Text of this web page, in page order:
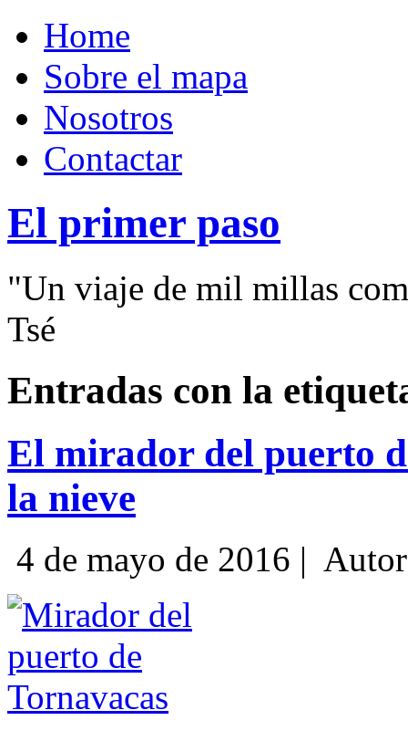
Home
Sobre el mapa
Nosotros
Contactar
El primer paso
"Un viaje de mil millas
Tsé
Entradas con la
El mirador del puerto
la nieve
4 de mayo de 2016 |